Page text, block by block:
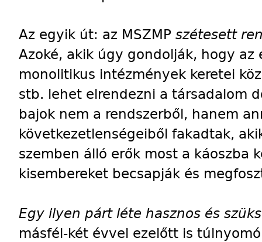
Az egyik út: az MSZMP szétesett
Azoké, akik úgy gondolják, hogy az
monolitikus intézmények keretei
stb. lehet elrendezni a társadalom
bajok nem a rendszerből, hanem
következetlenségeiből fakadtak,
szemben álló erők most a káoszba
kisembereket becsapják és
Egy ilyen párt léte hasznos és
másfél-két évvel ezelőtt is